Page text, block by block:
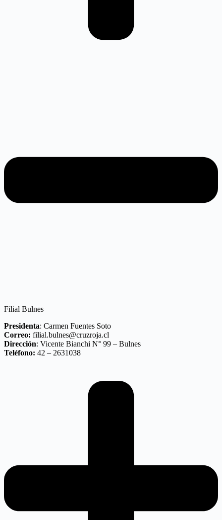
Filial Bulnes
Presidenta: Carmen Fuentes Soto
Correo: filial.bulnes@cruzroja.cl
Dirección: Vicente Bianchi N° 99 – Bulnes
Teléfono: 42 – 2631038